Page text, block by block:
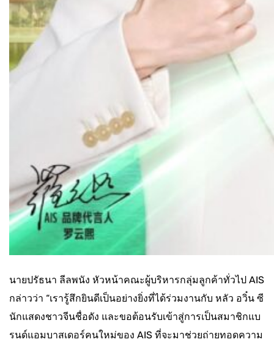
นายปรัธนา ลีลพนัง หัวหน้าคณะผู้บริหารกลุ่มลูกค้าทั่วไป AIS
กล่าวว่า “เรารู้สึกยินดีเป็นอย่างยิ่งที่ได้ร่วมงานกับ หลัว อวิ๋น ซี
นักแสดงชาวจีนชื่อดัง และขอต้อนรับเข้าสู่การเป็นสมาชิกแบ
รนด์แอมบาสเดอร์คนใหม่ของ AIS ที่จะมาช่วยถ่ายทอดความ